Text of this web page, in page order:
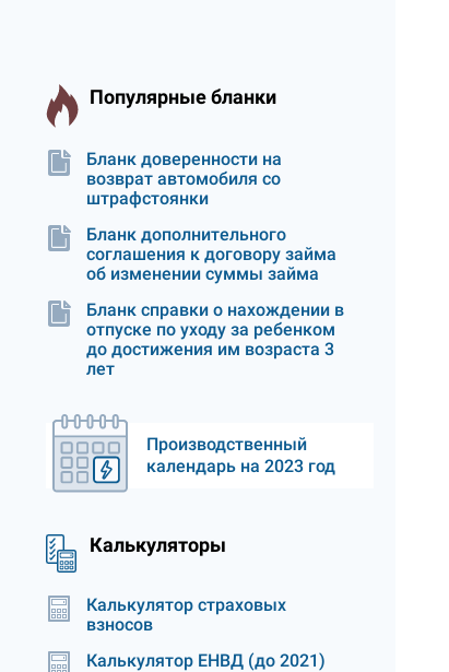
Популярные бланки
Бланк доверенности на
возврат автомобиля со
штрафстоянки
Бланк дополнительного
соглашения к договору займа
об изменении суммы займа
Бланк справки о нахождении в
отпуске по уходу за ребенком
до достижения им возраста 3
лет
Производственный
календарь на 2023 год
Калькуляторы
Калькулятор страховых
взносов
Калькулятор ЕНВД (до 2021)